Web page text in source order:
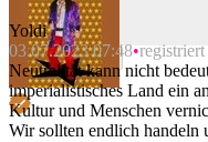
Beitrag melden
Yoldi
03.07.2023 07:48 registriert
Neutralität kann nicht
imperialistisches Land ein
Kultur und Menschen
Wir sollten endlich handeln